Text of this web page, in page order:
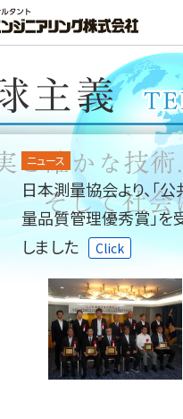
ニュース
日本測量協会より、「
量品質管理優秀賞」を
しました
Click